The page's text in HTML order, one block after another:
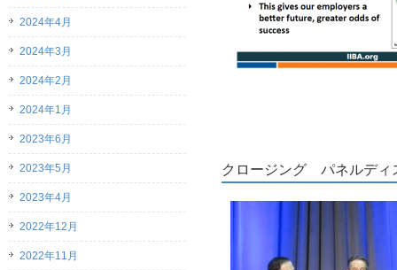
クロージング パネルディ
2024年4月
2024年3月
2024年2月
2024年1月
2023年6月
2023年5月
2023年4月
2022年12月
2022年11月